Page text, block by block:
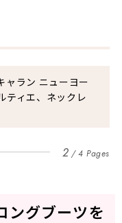
ャラン ニューヨー
ティエ、ネックレ
2 4 Pages
ングブーツを